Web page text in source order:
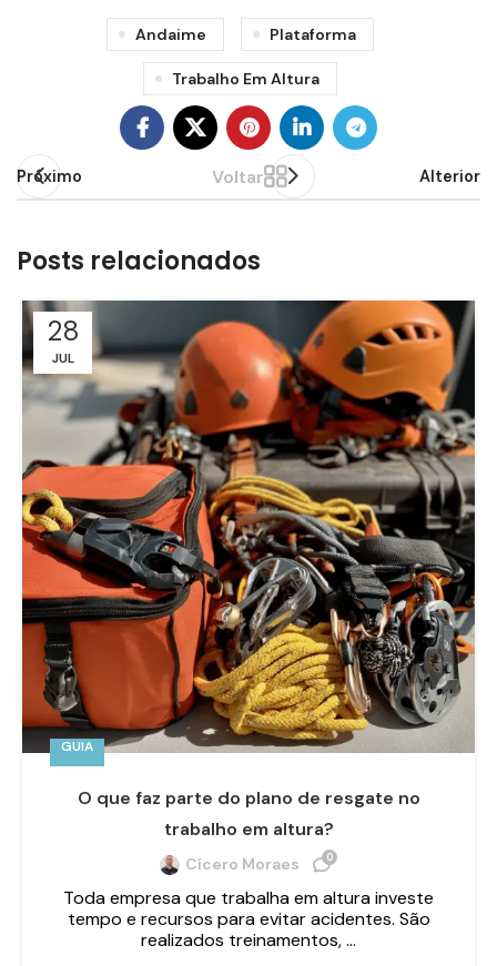
Andaime Plataforma
Trabalho Em Altura
Próximo Voltar Alterior
Posts relacionados
28
JUL
GUIA
O que faz parte do plano de resgate no
trabalho em altura?
Cícero Moraes 0
Toda empresa que trabalha em altura investe
tempo e recursos para evitar acidentes. São
realizados treinamentos, ...